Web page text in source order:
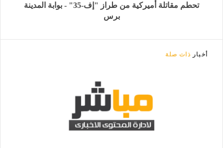
تحطم مقاتلة أميركية من طراز "إف-35" - بوابة المدينة
برس
أخبار ذات صلة